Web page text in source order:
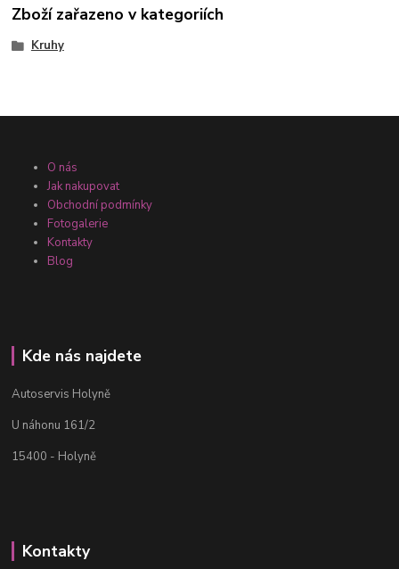
Zboží zařazeno v kategoriích
Kruhy
O nás
Jak nakupovat
Obchodní podmínky
Fotogalerie
Kontakty
Blog
Kde nás najdete
Autoservis Holyně
U náhonu 161/2
15400 - Holyně
Kontakty